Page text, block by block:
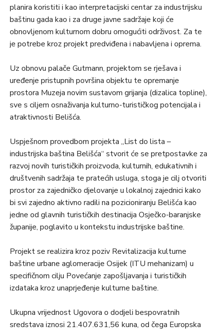
planira koristiti i kao interpretacijski centar za industrijsku
baštinu gada kao i za druge javne sadržaje koji će
obnovljenom kulturnom dobru omogućiti održivost. Za te
je potrebe kroz projekt predviđena i nabavljena i oprema.
Uz obnovu palače Gutmann, projektom se rješava i
uređenje pristupnih površina objektu te opremanje
prostora Muzeja novim sustavom grijanja (dizalica topline),
sve s ciljem osnaživanja kulturno-turističkog potencijala i
atraktivnosti Belišća.
Uspješnom provedbom projekta „List do lista –
industrijska baština Belišća“ stvorit će se pretpostavke za
razvoj novih turističkih proizvoda, kulturnih, edukativnih i
društvenih sadržaja te pratećih usluga, stoga je cilj otvoriti
prostor za zajedničko djelovanje u lokalnoj zajednici kako
bi svi zajedno aktivno radili na pozicioniranju Belišća kao
jedne od glavnih turističkih destinacija Osječko-baranjske
županije, poglavito u kontekstu industrijske baštine.
Projekt se realizira kroz poziv Revitalizacija kulturne
baštine urbane aglomeracije Osijek (ITU mehanizam) u
specifičnom cilju Povećanje zapošljavanja i turističkih
izdataka kroz unaprjeđenje kulturne baštine.
Ukupna vrijednost Ugovora o dodjeli bespovratnih
sredstava iznosi 21.407.631,56 kuna, od čega Europska